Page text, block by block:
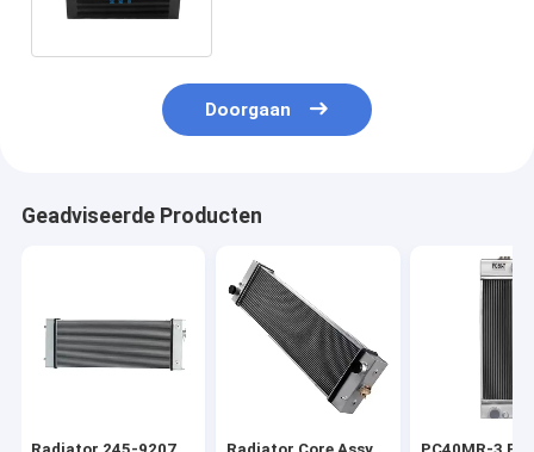
Doorgaan
Geadviseerde Producten